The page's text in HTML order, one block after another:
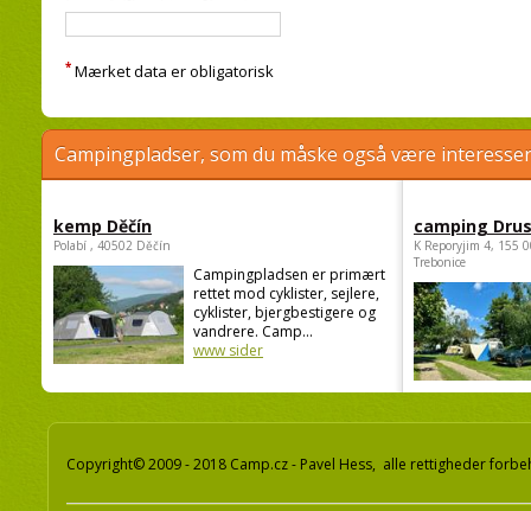
* Mærket data er obligatorisk
Campingpladser, som du måske også være
kemp Děčín
Polabí , 40502 Děčín
Campingpladsen er primært
rettet mod cyklister, sejlere,
cyklister, bjergbestigere og
vandrere. Camp...
www sider
camping
K Reporyjim 4, 155
Trebonice
Copyright© 2009 - 2018 Camp.cz - Pavel Hess, alle rettigheder